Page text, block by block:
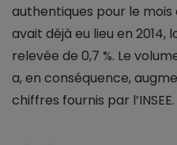
authentiques pour le
avait déjà eu lieu en
relevée de 0,7 %. Le
a, en conséquence,
chiffres fournis par